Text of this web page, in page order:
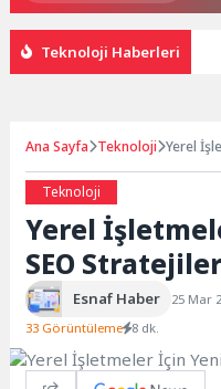
Teknoloji Haberleri
Ana Sayfa Teknoloji Yerel
Teknoloji
Yerel
SEO
Esnaf Haber 25 Mar
33 Görüntüleme 8 dk.